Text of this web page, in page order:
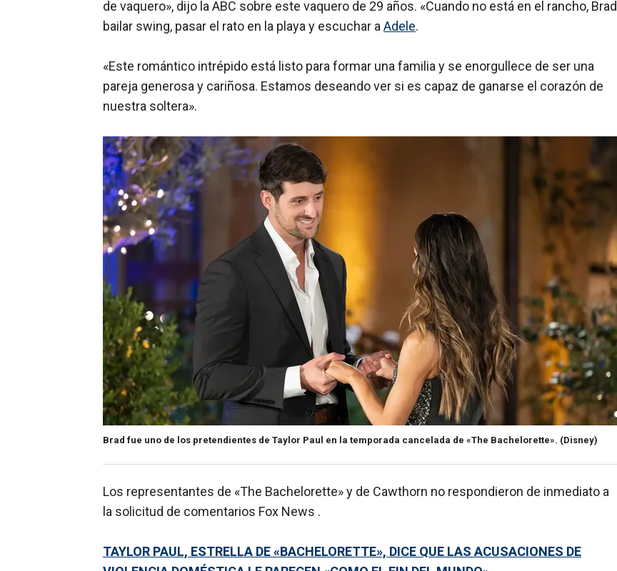
de vaquero», dijo la ABC sobre este vaquero de 29 años. «Cuando no está en el rancho, Brad
bailar swing, pasar el rato en la playa y escuchar aAdele.
«Este romántico intrépido está listo para formar una familia y se enorgullece de ser una
pareja generosa y cariñosa. Estamos deseando ver si es capaz de ganarse el corazón de
nuestra soltera».
Brad fue uno de los pretendientes de Taylor Paul en la temporada cancelada de «The Bachelorette». (Disney)
Los representantes de «The Bachelorette» y de Cawthorn no respondieron de inmediato a
la solicitud de comentarios Fox News .
TAYLOR PAUL, ESTRELLA DE «BACHELORETTE», DICE QUE LAS ACUSACIONES DE